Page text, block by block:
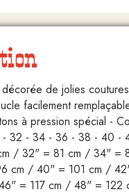
de jolies
facilement
à pression spécial -
- 32 - 34 - 36 - 38 - 40 -
/ 32" = 81 cm / 34" =
cm / 40" = 101 cm /
= 117 cm / 48" = 122